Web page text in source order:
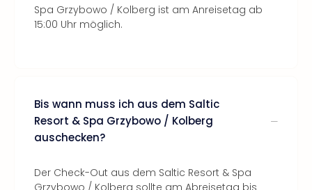
Spa Grzybowo / Kolberg ist am Anreisetag ab
15:00 Uhr möglich.
Bis wann muss ich aus dem Saltic
Resort & Spa Grzybowo / Kolberg
auschecken?
Der Check-Out aus dem Saltic Resort & Spa
Grzybowo / Kolberg sollte am Abreisetag bis